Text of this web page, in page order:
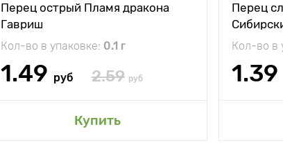
Перец острый Пламя дракона
Гавриш
Кол-во в упаковке: 0.1 г
1.49 руб 2.59 руб
Купить
Перец
Кол-во в
1.39